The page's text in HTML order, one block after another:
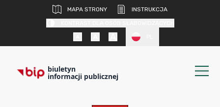
MAPA STRONY
INSTRUKCJA
biuletyn
informacji publicznej